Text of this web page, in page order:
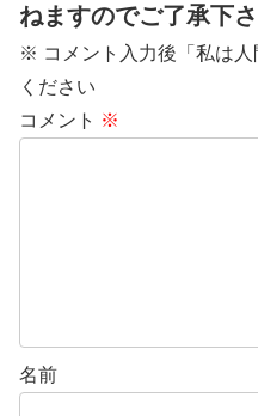
ねますのでご了承下
※ コメント入力後「私は人
ください
コメント ※
名前